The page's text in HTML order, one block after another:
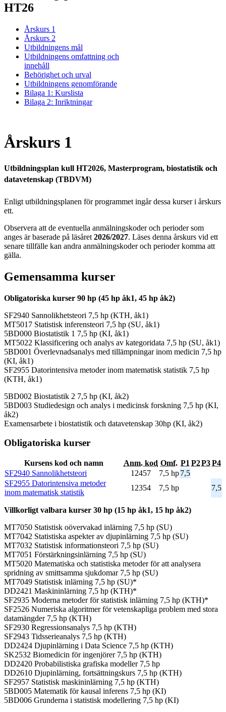
HT26
Årskurs 1
Årskurs 2
Utbildningens mål
Utbildningens omfattning och
innehåll
Behörighet och urval
Utbildningens genomförande
Bilaga 1: Kurslista
Bilaga 2: Inriktningar
Årskurs 1
Utbildningsplan kull HT2026, Masterprogram, biostatistik och
datavetenskap (TBDVM)
Enligt utbildningsplanen för programmet ingår dessa kurser i årskurs
ett.
Observera att de eventuella anmälningskoder och perioder som
anges är baserade på läsåret 2026/2027. Läses denna årskurs vid ett
senare tillfälle kan andra anmälningskoder och perioder komma att
gälla.
Gemensamma kurser
Obligatoriska kurser 90 hp (45 hp åk1, 45 hp åk2)
SF2940 Sannolikhetsteori 7,5 hp (KTH, åk1)
MT5017 Statistisk inferensteori 7,5 hp (SU, åk1)
5BD000 Biostatistik 1 7,5 hp (KI, åk1)
MT5022 Klassificering och analys av kategoridata 7,5 hp (SU, åk1)
5BD001 Överlevnadsanalys med tillämpningar inom medicin 7,5 hp
(KI, åk1)
SF2955 Datorintensiva metoder inom matematisk statistik 7,5 hp
(KTH, åk1)
5BD002 Biostatistik 2 7,5 hp (KI, åk2)
5BD003 Studiedesign och analys i medicinsk forskning 7,5 hp (KI,
åk2)
Examensarbete i biostatistik och datavetenskap 30hp (KI, åk2)
Obligatoriska kurser
Kursens kod och namn Anm. kod Omf. P1 P2P3P4
SF2940 Sannolikhetsteori
12457 7,5 hp7,5
SF2955 Datorintensiva metoder
inom matematisk statistik
12354 7,5 hp 7,5
Villkorligt valbara kurser 30 hp (15 hp åk1, 15 hp åk2)
MT7050 Statistisk oövervakad inlärning 7,5 hp (SU)
MT7042 Statistiska aspekter av djupinlärning 7,5 hp (SU)
MT7032 Statistisk informationsteori 7,5 hp (SU)
MT7051 Förstärkningsinlärning 7,5 hp (SU)
MT5020 Matematiska och statistiska metoder för att analysera
spridning av smittsamma sjukdomar 7,5 hp (SU)
MT7049 Statistisk inlärning 7,5 hp (SU)*
DD2421 Maskininlärning 7,5 hp (KTH)*
SF2935 Moderna metoder för statistisk inlärning 7,5 hp (KTH)*
SF2526 Numeriska algoritmer för vetenskapliga problem med stora
datamängder 7,5 hp (KTH)
SF2930 Regressionsanalys 7,5 hp (KTH)
SF2943 Tidsserieanalys 7,5 hp (KTH)
DD2424 Djupinlärning i Data Science 7,5 hp (KTH)
SK2532 Biomedicin för ingenjörer 7,5 hp (KTH)
DD2420 Probabilistiska grafiska modeller 7,5 hp
DD2610 Djupinlärning, fortsättningskurs 7,5 hp (KTH)
SF2957 Statistisk maskininlärning 7,5 hp (KTH)
5BD005 Matematik för kausal inferens 7,5 hp (KI)
5BD006 Grunderna i statistisk modellering 7,5 hp (KI)